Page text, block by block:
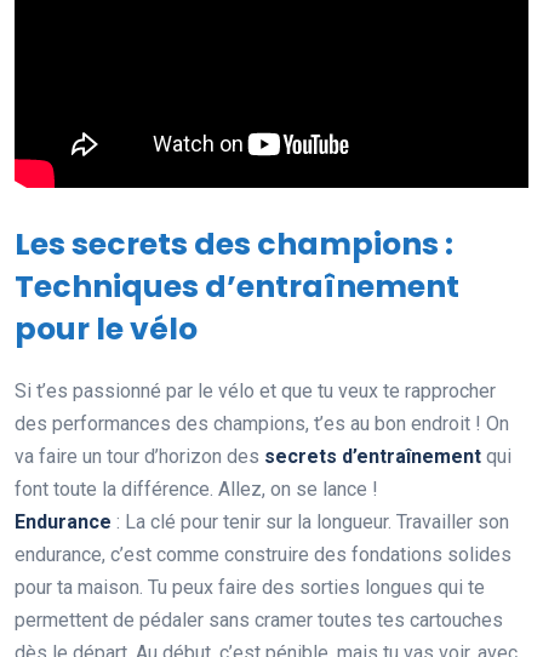
Les secrets des champions :
Techniques d’entraînement
pour le vélo
Si t’es passionné par le vélo et que tu veux te rapprocher
des performances des champions, t’es au bon endroit ! On
va faire un tour d’horizon des secrets d’entraînement qui
font toute la différence. Allez, on se lance !
Endurance : La clé pour tenir sur la longueur. Travailler son
endurance, c’est comme construire des fondations solides
pour ta maison. Tu peux faire des sorties longues qui te
permettent de pédaler sans cramer toutes tes cartouches
dès le départ. Au début, c’est pénible, mais tu vas voir, avec